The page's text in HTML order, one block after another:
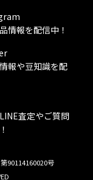
情報を配信中！
報や豆知識を配
査定やご質問
90114160020号